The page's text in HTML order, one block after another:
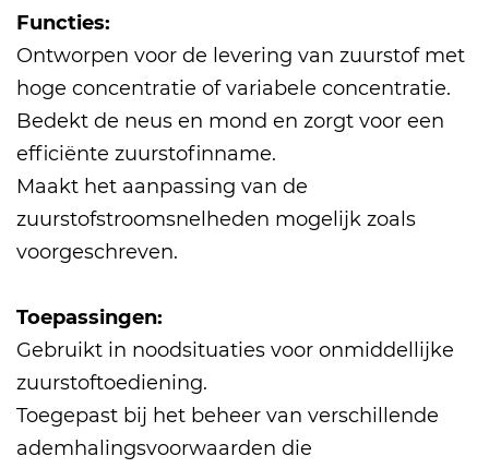
Functies:
Ontworpen voor de levering van zuurstof met
hoge concentratie of variabele concentratie.
Bedekt de neus en mond en zorgt voor een
efficiënte zuurstofinname.
Maakt het aanpassing van de
zuurstofstroomsnelheden mogelijk zoals
voorgeschreven.
Toepassingen:
Gebruikt in noodsituaties voor onmiddellijke
zuurstoftoediening.
Toegepast bij het beheer van verschillende
ademhalingsvoorwaarden die